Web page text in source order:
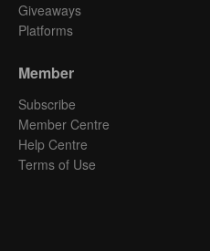
Giveaways
Platforms
Member
Subscribe
Member Centre
Help Centre
Terms of Use